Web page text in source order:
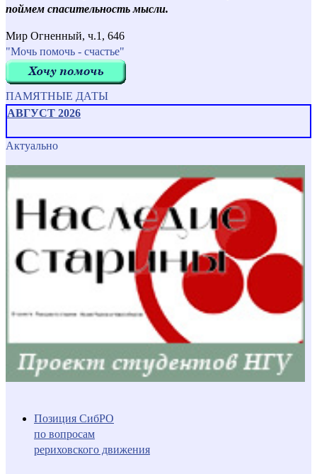
поймем спасительность мысли.
Мир Огненный, ч.1, 646
"Мочь помочь - счастье"
ПАМЯТНЫЕ ДАТЫ
АВГУСТ 2026
Актуально
Позиция СибРО
по вопросам
рериховского движения